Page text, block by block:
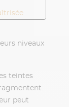
en
niveaux
teintes
peut